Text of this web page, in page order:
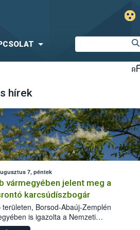
hírek
7, péntek
vármegyében jelent meg a
karcsúdíszbogár
területen, Borsod-Abaúj-Zemplén
is igazolta a Nemzeti
biztonsági Hivatal (Nébih) a